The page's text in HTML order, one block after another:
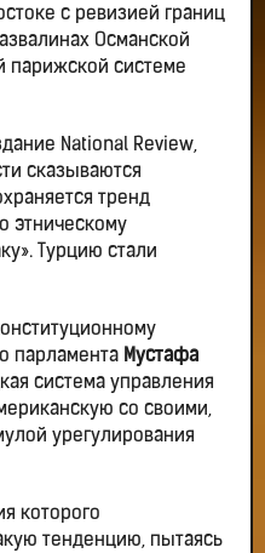
с ревизией границ
Османской
парижской системе
National Review,
сказываются
тренд
этническому
Турцию стали
парламента Мустафа
система управления
со своими,
урегулирования
которого
тенденцию, пытаясь